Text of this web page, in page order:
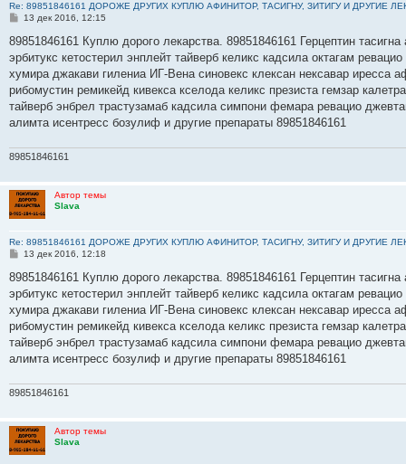
Re: 89851846161 ДОРОЖЕ ДРУГИХ КУПЛЮ АФИНИТОР, ТАСИГНУ, ЗИТИГУ И ДРУГИЕ
С
о
щ
е
и
е
13 дек 2016, 12:15
89851846161 Куплю дорого лекарства. 89851846161 Герцептин
эрбитукс кетостерил энплейт тайверб келикс кадсила октагам
хумира джакави гилениа ИГ-Вена синовекс клексан нексавар иресса
рибомустин ремикейд кивекса кселода келикс презиста гемзар
тайверб энбрел трастузамаб кадсила симпони фемара ревацио
алимта исентресс бозулиф и другие препараты 89851846161
89851846161
Автор темы
Slava
Re: 89851846161 ДОРОЖЕ ДРУГИХ КУПЛЮ АФИНИТОР, ТАСИГНУ, ЗИТИГУ И ДРУГИЕ
С
о
щ
е
и
е
13 дек 2016, 12:18
89851846161 Куплю дорого лекарства. 89851846161 Герцептин
эрбитукс кетостерил энплейт тайверб келикс кадсила октагам
хумира джакави гилениа ИГ-Вена синовекс клексан нексавар иресса
рибомустин ремикейд кивекса кселода келикс презиста гемзар
тайверб энбрел трастузамаб кадсила симпони фемара ревацио
алимта исентресс бозулиф и другие препараты 89851846161
89851846161
Автор темы
Slava